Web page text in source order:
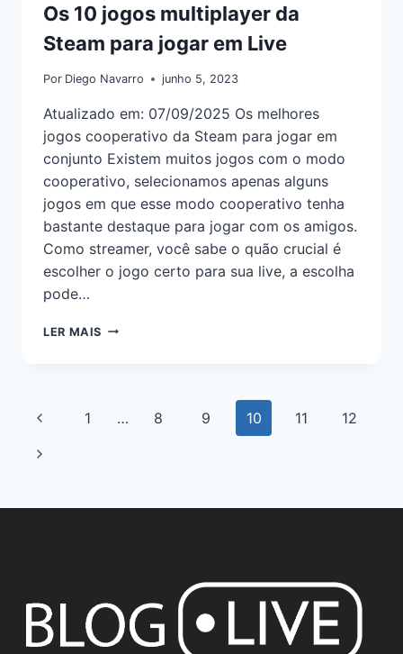
Os 10 jogos multiplayer da
Steam para jogar em Live
Por Diego Navarro junho 5, 2023
Atualizado em: 07/09/2025 Os melhores
jogos cooperativo da Steam para jogar em
conjunto Existem muitos jogos com o modo
cooperativo, selecionamos apenas alguns
jogos em que esse modo cooperativo tenha
bastante destaque para jogar com os amigos.
Como streamer, você sabe o quão crucial é
escolher o jogo certo para sua live, a escolha
pode…
LER MAIS
1 … 8 9 10 11 12